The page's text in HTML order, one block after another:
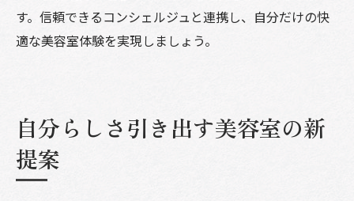
美容室コンシェルジュが提案する似合う髪
型選び
美容室で理想を形にするための伝え方
す。信頼できるコンシェルジュと連携し、自分だけの快
適な美容室体験を実現しましょう。
自分らしさ引き出す美容室の新
提案